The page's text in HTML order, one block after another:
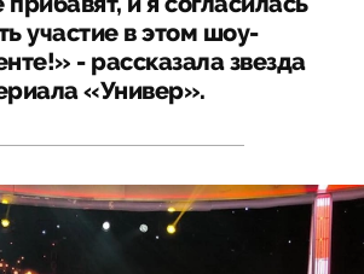
участие в этом шоу-
- рассказала звезда
«Универ».